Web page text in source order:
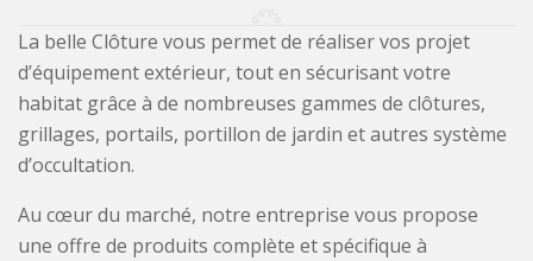
La belle Clôture vous permet de réaliser vos projet
d’équipement extérieur, tout en sécurisant votre
habitat grâce à de nombreuses gammes de clôtures,
grillages, portails, portillon de jardin et autres système
d’occultation.
Au cœur du marché, notre entreprise vous propose
une offre de produits complète et spécifique à